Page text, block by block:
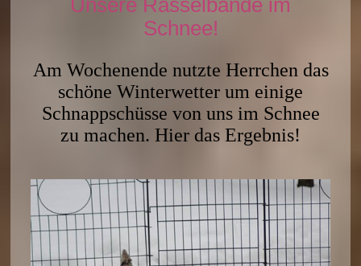
Unsere Rasselbande im
Schnee!
Am Wochenende nutzte Herrchen das
schöne Winterwetter um einige
Schnappschüsse von uns im Schnee
zu machen. Hier das Ergebnis!